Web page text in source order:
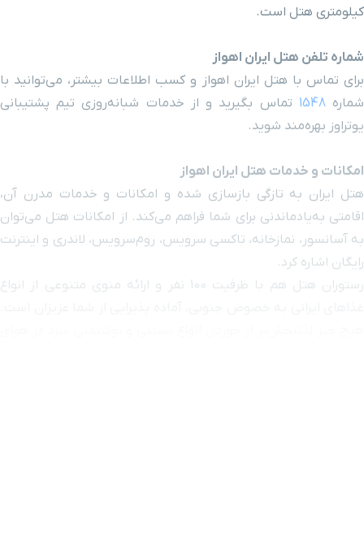
بیمارستان کودکان ابوذر
بیلیارد پرشیا
رستوران ژاپنی بی بی کیو ۶ دقیقه با خودرو (۷ کیلومتر و ۲۳۴ متر)
سیتی سنتر مهزیار ۷ دقیقه با خودرو (۷ کیلومتر و ۸۹۲ متر)
بیمارستان نفت ۸ دقیقه با خودرو (۸ کیلومتر و ۲۰۶ متر)
فرودگاه ۹ دقیقه با خودرو (۸ کیلومتر و ۹۴۳ متر)
کیلومتری هتل است.
شماره تلفن هتل ایران اهواز
برای تماس با هتل ایران اهواز و کسب اطلاعات بیشتر، می‌توانید با
شماره1548 تماس بگیرید و از خدمات شبانه‌روزی تیم پشتیبانی
یوتراوز بهره‌مند شوید.
امکانات و خدمات هتل ایران اهواز
هتل ایران به تازگی بازسازی شده و امکانات و خدمات مدرن آن،
اقامتی به‌یادماندنی برای شما فراهم می‌کند. از امکانات هتل می‌توان
به آسانسور، نمازخانه، تاکسی سرویس، روم‌سرویس، لاندری و اینترنت
رایگان اشاره کرد.
رستوران هتل هم با ظرفیت 100 نفر و ارائه منوی متنوعی از انواع